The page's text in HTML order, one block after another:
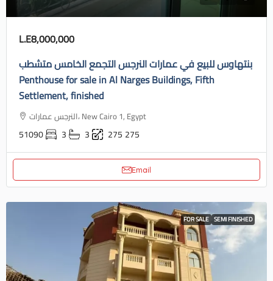
L.E8,000,000
بنتهاوس للبيع في عمارات النرجس التجمع الخامس متشطب
Penthouse for sale in Al Narges Buildings, Fifth
Settlement, finished
النرجس عمارات، New Cairo 1, Egypt
51090 3 3 275 275
Email
FOR SALE SEMI FINISHED